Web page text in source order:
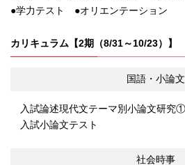
●学力テスト ●オリエンテーション
カリキュラム【2期（8/31～10/23）】
国語・小論文
入試論述現代文テーマ別小論文研
入試小論文テスト
社会時事